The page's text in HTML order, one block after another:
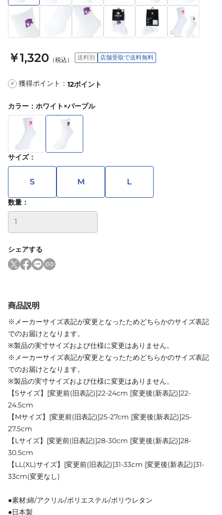
￥1,320 （税込） 送料別 店舗受取で送料無料
P 獲得ポイント： 12ポイント
カラー ： ホワイト×パープル
サイズ：
S M L
数量：
シェアする
商品説明
※メーカーサイズ表記が変更となったためどちらかのサイズ表記
でのお届けとなります。
※製品の実寸サイズおよび仕様に変更はありません。
※メーカーサイズ表記が変更となったためどちらかのサイズ表記
でのお届けとなります。
※製品の実寸サイズおよび仕様に変更はありません。
【Sサイズ】[変更前(旧表記)]22-24cm [変更後(新表記)]22-
24.5cm
【Mサイズ】[変更前(旧表記)]25-27cm [変更後(新表記)]25-
27.5cm
【Lサイズ】[変更前(旧表記)]28-30cm [変更後(新表記)]28-
30.5cm
【LL(XL)サイズ】[変更前(旧表記)]31-33cm [変更後(新表記)]31-
33cm(変更なし)
●素材:綿/アクリル/ポリエステル/ポリウレタン
●日本製